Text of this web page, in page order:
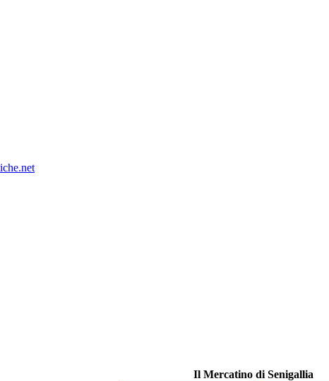
Il Mercatino di Senigallia